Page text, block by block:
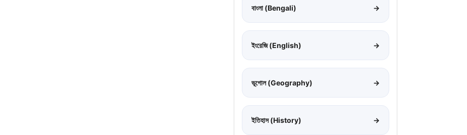
বাংলা (Bengali) →
ইংরেজি (English) →
ভূগোল (Geography) →
ইতিহাস (History) →